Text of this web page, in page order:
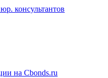
консультантов
на Cbonds.ru